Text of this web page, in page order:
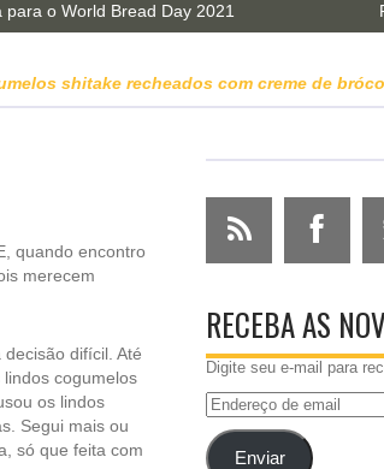
Bread Day 2021
shitake recheados com creme de
quando encontro
merecem
difícil. Até
cogumelos
os lindos
Segui mais ou
só que feita com
RECEBA AS
Digite seu e-mail para
Endereço
emailEnviar